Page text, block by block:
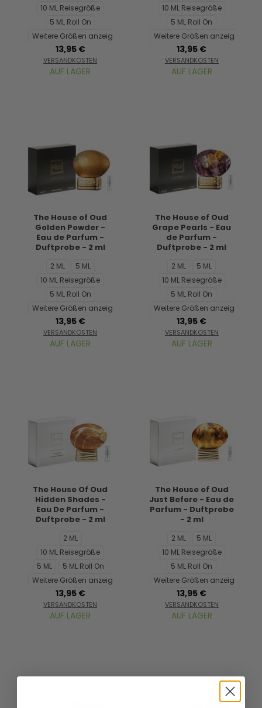
10 ML Reisegröße
5 ML Roll On
Weitere Größen anzeigen...
13,95 €
VERSANDKOSTEN
AUF LAGER
10 ML Reisegröße
5 ML Roll On
Weitere Größen anzeigen...
13,95 €
VERSANDKOSTEN
AUF LAGER
The House of Oud
Golden Powder -
Eau de Parfum -
Duftprobe - 2 ml
2 ML
5 ML
10 ML Reisegröße
5 ML Roll On
Weitere Größen anzeigen...
13,95 €
VERSANDKOSTEN
AUF LAGER
The House of Oud
Grape Pearls - Eau
de Parfum -
Duftprobe - 2 ml
2 ML
5 ML
10 ML Reisegröße
5 ML Roll On
Weitere Größen anzeigen...
13,95 €
VERSANDKOSTEN
AUF LAGER
The House Of Oud
Hidden Shades -
Eau De Parfum -
Duftprobe - 2 ml
2 ML
10 ML Reisegröße
5 ML
5 ML Roll On
Weitere Größen anzeigen...
13,95 €
VERSANDKOSTEN
AUF LAGER
The House of Oud
Just Before - Eau de
Parfum - Duftprobe
- 2 ml
2 ML
5 ML
10 ML Reisegröße
5 ML Roll On
Weitere Größen anzeigen...
13,95 €
VERSANDKOSTEN
AUF LAGER